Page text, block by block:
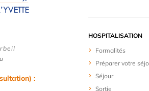
:
HOSPITALISATION
Formalités
Préparer votre
Séjour
Sortie